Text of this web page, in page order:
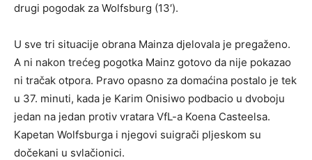
drugi pogodak za Wolfsburg (13′).
U sve tri situacije obrana Mainza djelovala je pregaženo.
A ni nakon trećeg pogotka Mainz gotovo da nije pokazao
ni tračak otpora. Pravo opasno za domaćina postalo je tek
u 37. minuti, kada je Karim Onisiwo podbacio u dvoboju
jedan na jedan protiv vratara VfL-a Koena Casteelsa.
Kapetan Wolfsburga i njegovi suigrači pljeskom su
dočekani u svlačionici.